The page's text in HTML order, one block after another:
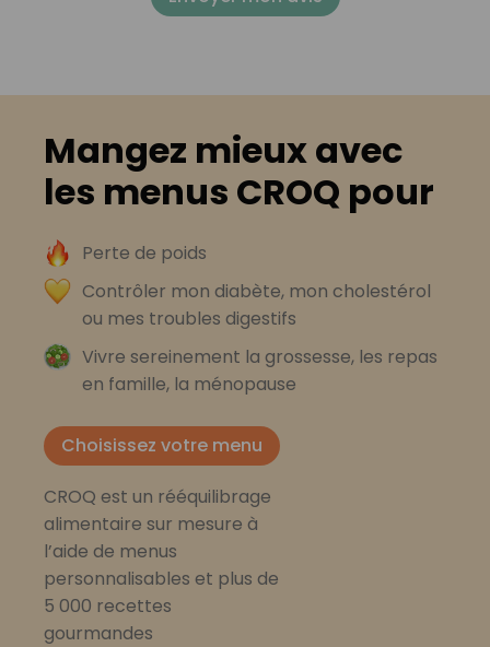
Mangez mieux avec
les menus CROQ pour
Perte de poids
Contrôler mon diabète, mon cholestérol
ou mes troubles digestifs
Vivre sereinement la grossesse, les repas
en famille, la ménopause
Choisissez votre menu
CROQ est un rééquilibrage
alimentaire sur mesure à
l’aide de menus
personnalisables et plus de
5 000 recettes
gourmandes